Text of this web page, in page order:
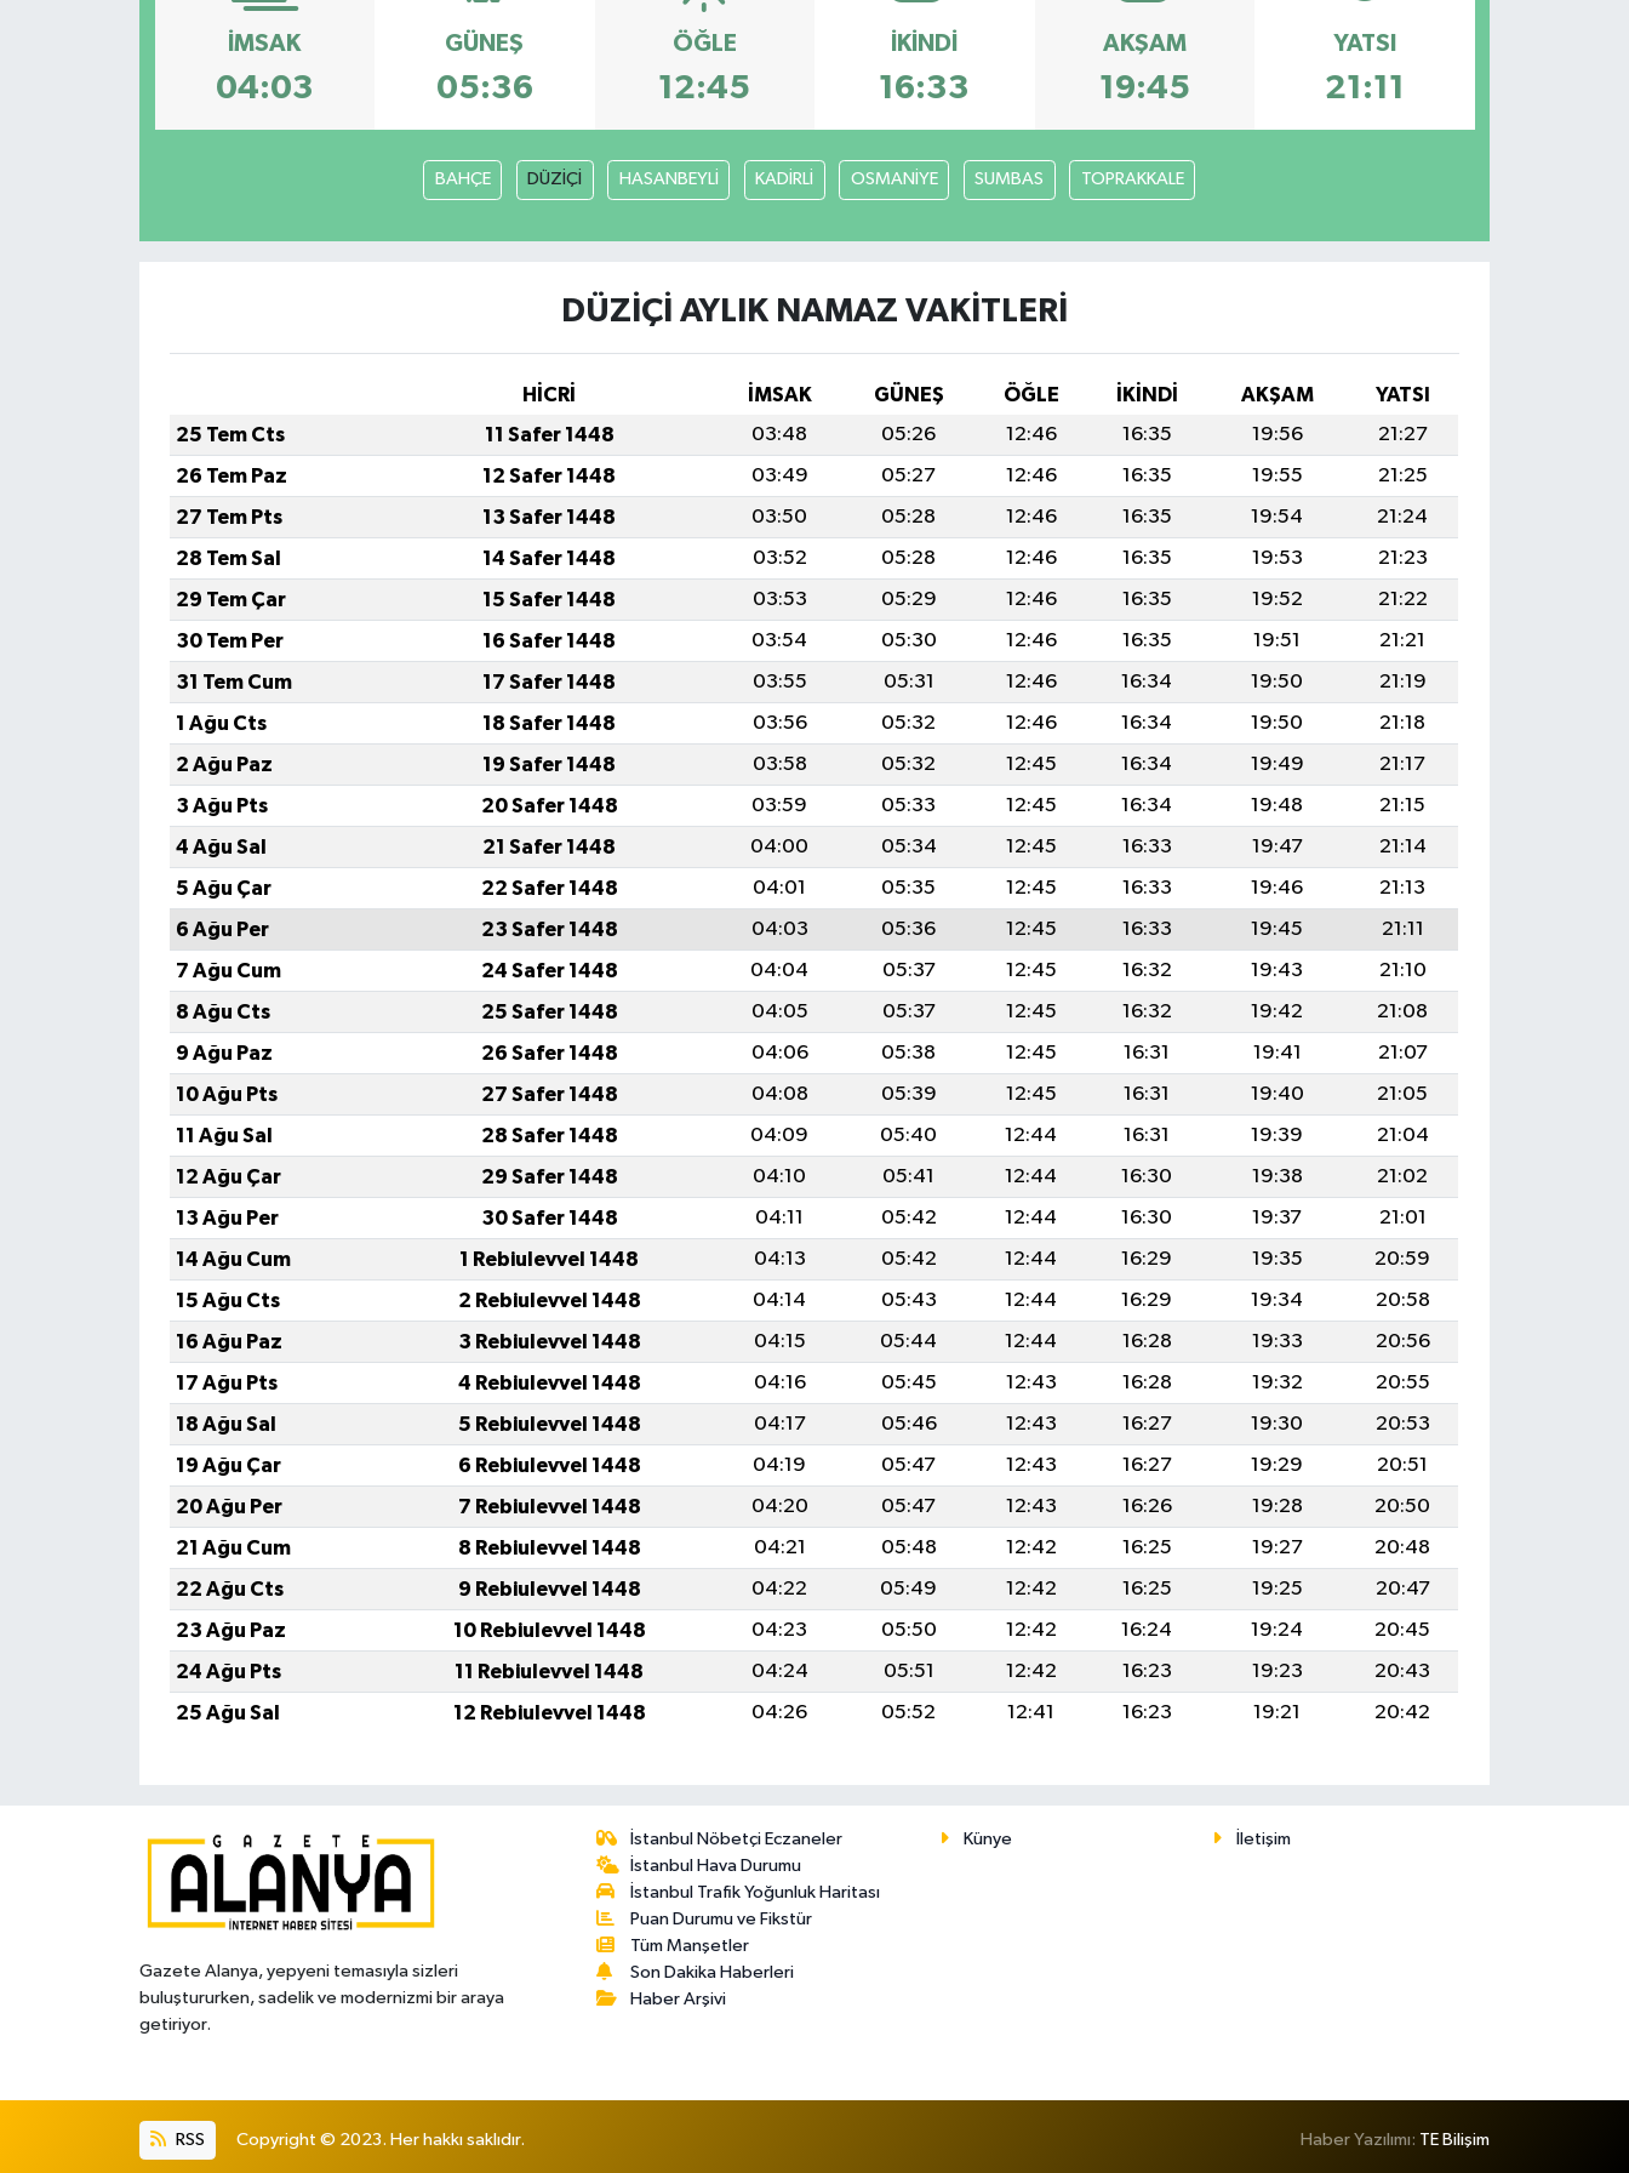
İMSAK
04:03
GÜNEŞ
05:36
ÖĞLE
12:45
İKINDI
16:33
AKŞAM
19:45
YATSI
21:11
BAHÇE DÜZİÇİ HASANBEYLİ KADİRLİ OSMANİYE SUMBAS TOPRAKKALE
DÜZİÇİ AYLIK NAMAZ VAKITLERI
HİCRİ İMSAK GÜNEŞ ÖĞLE İKINDI AKŞAM
YATSI
25 Tem Cts
11 Safer 1448 03:48 05:26 12:46 16:35 19:56
21:27
26 Tem Paz
12 Safer 1448 03:49 05:27 12:46 16:35 19:55
21:25
27 Tem Pts
13 Safer 1448 03:50 05:28 12:46 16:35 19:54
21:24
28 Tem Sal
14 Safer 1448 03:52 05:28 12:46 16:35 19:53
21:23
29 Tem Çar
15 Safer 1448 03:53 05:29 12:46 16:35 19:52
21:22
30 Tem Per
16 Safer 1448 03:54 05:30 12:46 16:35 19:51
21:21
31 Tem Cum
17 Safer 1448 03:55 05:31 12:46 16:34 19:50
21:19
1 Ağu Cts
18 Safer 1448 03:56 05:32 12:46 16:34 19:50
21:18
2 Ağu Paz
19 Safer 1448 03:58 05:32 12:45 16:34 19:49
21:17
3 Ağu Pts
20 Safer 1448 03:59 05:33 12:45 16:34 19:48
21:15
4 Ağu Sal
21 Safer 1448 04:00 05:34 12:45 16:33 19:47
21:14
5 Ağu Çar
22 Safer 1448 04:01 05:35 12:45 16:33 19:46
21:13
6 Ağu Per
23 Safer 1448 04:03 05:36 12:45 16:33 19:45
21:11
7 Ağu Cum
24 Safer 1448 04:04 05:37 12:45 16:32 19:43
21:10
8 Ağu Cts
25 Safer 1448 04:05 05:37 12:45 16:32 19:42
21:08
9 Ağu Paz
26 Safer 1448 04:06 05:38 12:45 16:31 19:41
21:07
10 Ağu Pts
27 Safer 1448 04:08 05:39 12:45 16:31 19:40
21:05
11 Ağu Sal
28 Safer 1448 04:09 05:40 12:44 16:31 19:39
21:04
12 Ağu Çar
29 Safer 1448 04:10 05:41 12:44 16:30 19:38
21:02
13 Ağu Per
30 Safer 1448 04:11 05:42 12:44 16:30 19:37
21:01
14 Ağu Cum
1 Rebiulevvel 1448 04:13 05:42 12:44 16:29 19:35
20:59
15 Ağu Cts
2 Rebiulevvel 1448 04:14 05:43 12:44 16:29 19:34
20:58
16 Ağu Paz
3 Rebiulevvel 1448 04:15 05:44 12:44 16:28 19:33
20:56
17 Ağu Pts
4 Rebiulevvel 1448 04:16 05:45 12:43 16:28 19:32
20:55
18 Ağu Sal
5 Rebiulevvel 1448 04:17 05:46 12:43 16:27 19:30
20:53
19 Ağu Çar
6 Rebiulevvel 1448 04:19 05:47 12:43 16:27 19:29
20:51
20 Ağu Per
7 Rebiulevvel 1448 04:20 05:47 12:43 16:26 19:28
20:50
21 Ağu Cum
8 Rebiulevvel 1448 04:21 05:48 12:42 16:25 19:27
20:48
22 Ağu Cts
9 Rebiulevvel 1448 04:22 05:49 12:42 16:25 19:25
20:47
23 Ağu Paz
10 Rebiulevvel 1448 04:23 05:50 12:42 16:24 19:24
20:45
24 Ağu Pts
11 Rebiulevvel 1448 04:24 05:51 12:42 16:23 19:23
20:43
25 Ağu Sal
12 Rebiulevvel 1448 04:26 05:52 12:41 16:23 19:21 20:42
Gazete Alanya, yepyeni temasıyla sizleri
buluştururken, sadelik ve modernizmi bir araya
getiriyor.
İstanbul Nöbetçi Eczaneler
İstanbul Hava Durumu
İstanbul Trafik Yoğunluk Haritası
Puan Durumu ve Fikstür
Tüm Manşetler
Son Dakika Haberleri
Haber Arşivi
Künye İletişim
RSS Copyright © 2023. Her hakkı saklıdır. Haber Yazılımı: TE Bilişim